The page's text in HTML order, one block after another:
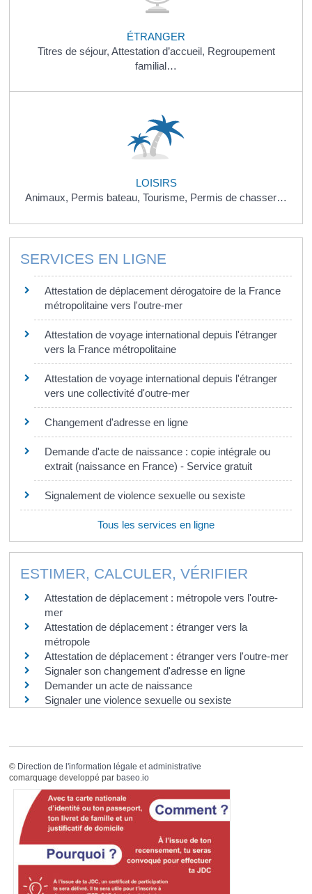
ÉTRANGER
Titres de séjour, Attestation d’accueil, Regroupement
familial…
LOISIRS
Animaux, Permis bateau, Tourisme, Permis de chasser…
SERVICES EN LIGNE
Attestation de déplacement dérogatoire de la France
métropolitaine vers l'outre-mer
Attestation de voyage international depuis l'étranger
vers la France métropolitaine
Attestation de voyage international depuis l'étranger
vers une collectivité d'outre-mer
Changement d'adresse en ligne
Demande d'acte de naissance : copie intégrale ou
extrait (naissance en France) - Service gratuit
Signalement de violence sexuelle ou sexiste
Tous les services en ligne
ESTIMER, CALCULER, VÉRIFIER
Attestation de déplacement : métropole vers l'outre-
mer
Attestation de déplacement : étranger vers la
métropole
Attestation de déplacement : étranger vers l'outre-mer
Signaler son changement d'adresse en ligne
Demander un acte de naissance
Signaler une violence sexuelle ou sexiste
© Direction de l'information légale et administrative
comarquage developpé par baseo.io